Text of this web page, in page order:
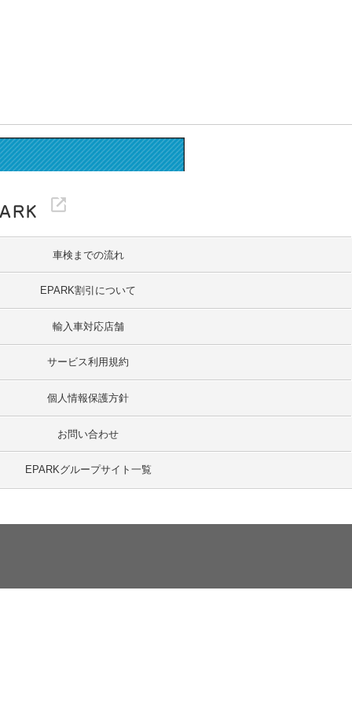
車検までの流れ
EPARK割引について
輸入車対応店舗
サービス利用規約
個人情報保護方針
お問い合わせ
EPARKグループサイト一覧